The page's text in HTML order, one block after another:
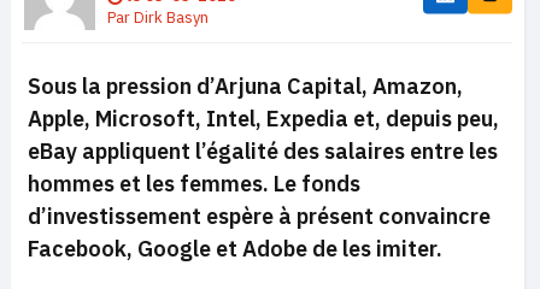
ParDirk Basyn
Sous la pression d’Arjuna Capital, Amazon,
Apple, Microsoft, Intel, Expedia et, depuis peu,
eBay appliquent l’égalité des salaires entre les
hommes et les femmes. Le fonds
d’investissement espère à présent convaincre
Facebook, Google et Adobe de les imiter.